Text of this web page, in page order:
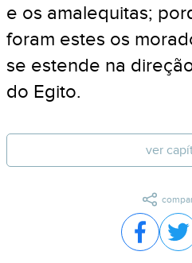
e os amalequitas;
foram estes os
se estende na
do Egito.
ver